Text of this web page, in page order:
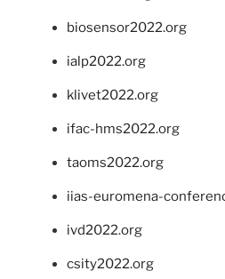
biosensor2022.org
ialp2022.org
klivet2022.org
ifac-hms2022.org
taoms2022.org
iias-euromena-
ivd2022.org
csity2022.org